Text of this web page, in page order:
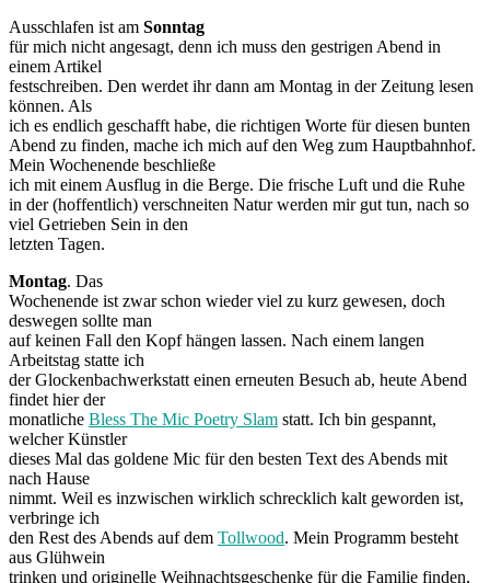
Ausschlafen ist am Sonntag
für mich nicht angesagt, denn ich muss den gestrigen Abend in
einem Artikel
festschreiben. Den werdet ihr dann am Montag in der Zeitung lesen
können. Als
ich es endlich geschafft habe, die richtigen Worte für diesen bunten
Abend zu finden, mache ich mich auf den Weg zum Hauptbahnhof.
Mein Wochenende beschließe
ich mit einem Ausflug in die Berge. Die frische Luft und die Ruhe
in der (hoffentlich) verschneiten Natur werden mir gut tun, nach so
viel Getrieben Sein in den
letzten Tagen.
Montag. Das
Wochenende ist zwar schon wieder viel zu kurz gewesen, doch
deswegen sollte man
auf keinen Fall den Kopf hängen lassen. Nach einem langen
Arbeitstag statte ich
der Glockenbachwerkstatt einen erneuten Besuch ab, heute Abend
findet hier der
monatliche Bless The Mic Poetry Slam statt. Ich bin gespannt,
welcher Künstler
dieses Mal das goldene Mic für den besten Text des Abends mit
nach Hause
nimmt. Weil es inzwischen wirklich schrecklich kalt geworden ist,
verbringe ich
den Rest des Abends auf dem Tollwood. Mein Programm besteht
aus Glühwein
trinken und originelle Weihnachtsgeschenke für die Familie finden,